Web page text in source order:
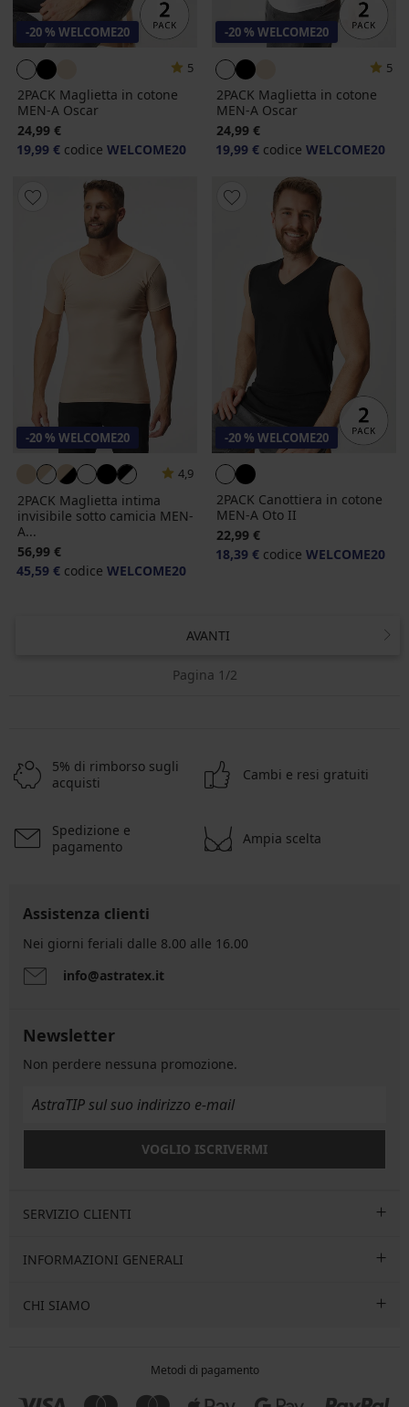
-20 % WELCOME20
5
2PACK Maglietta in cotone
MEN-A Oscar
24,99 €
19,99 € codice WELCOME20
-20 % WELCOME20
5
2PACK Maglietta in cotone
MEN-A Oscar
24,99 €
19,99 € codice WELCOME20
-20 % WELCOME20
4,9
2PACK Maglietta intima
invisibile sotto camicia MEN-
A...
56,99 €
45,59 € codice WELCOME20
-20 % WELCOME20
2PACK Canottiera in cotone
MEN-A Oto II
22,99 €
18,39 € codice WELCOME20
AVANTI
Pagina 1/2
5% di rimborso sugli
acquisti
Cambi e resi gratuiti
Spedizione e
pagamento
Ampia scelta
Assistenza clienti
Nei giorni feriali dalle 8.00 alle 16.00
info@astratex.it
Newsletter
Non perdere nessuna promozione.
VOGLIO ISCRIVERMI
SERVIZIO CLIENTI
INFORMAZIONI GENERALI
CHI SIAMO
Metodi di pagamento